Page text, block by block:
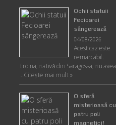
Ochii statuii
Fecioarei
sângerează
04/08/2026
Acest caz este
remarcabil.
Eroina, nativă din Saragossa, nu avea
…Citeşte mai mult »
O sferă
misterioasă cu
patru poli
magnetici!